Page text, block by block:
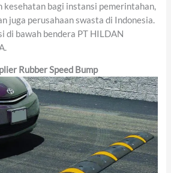
bagi instansi pemerintahan,
juga perusahaan swasta di Indonesia.
di bawah bendera PT HILDAN
RubberSpeed Bump